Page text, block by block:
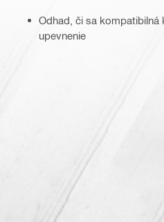
Odhad, či sa
upevnenie